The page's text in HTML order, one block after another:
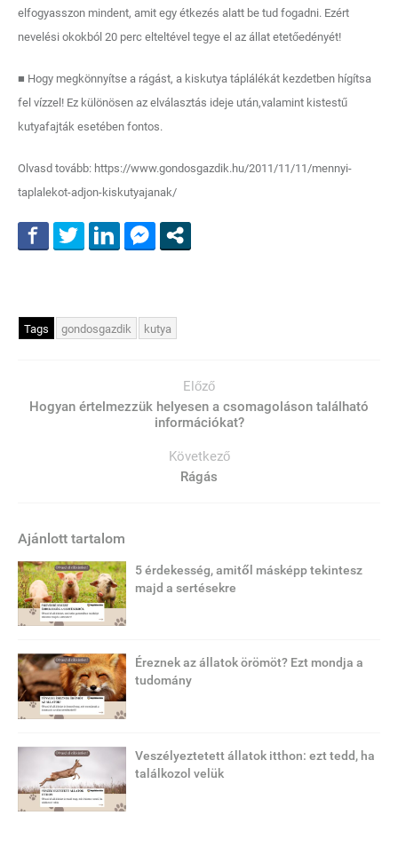
elfogyasszon mindent, amit egy étkezés alatt be tud fogadni. Ezért
nevelési okokból 20 perc elteltével tegye el az állat etetőedényét!
■ Hogy megkönnyítse a rágást, a kiskutya táplálékát kezdetben hígítsa
fel vízzel! Ez különösen az elválasztás ideje után,valamint kistestű
kutyafajták esetében fontos.
Olvasd tovább: https://www.gondosgazdik.hu/2011/11/11/mennyi-
taplalekot-adjon-kiskutyajanak/
Tags gondosgazdik kutya
Előző
Hogyan értelmezzük helyesen a csomagoláson található
információkat?
Következő
Rágás
Ajánlott tartalom
5 érdekesség, amitől másképp tekintesz
majd a sertésekre
Éreznek az állatok örömöt? Ezt mondja a
tudomány
Veszélyeztetett állatok itthon: ezt tedd, ha
találkozol velük